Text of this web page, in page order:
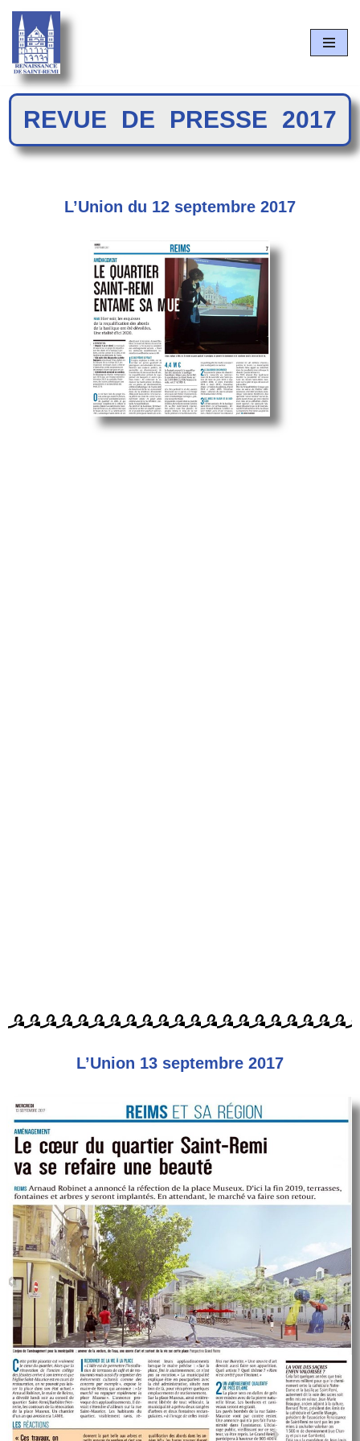
Aller
au
contenu
REVUE DE PRESSE 2017
L’Union du 12 septembre 2017
L’Union 13 septembre 2017